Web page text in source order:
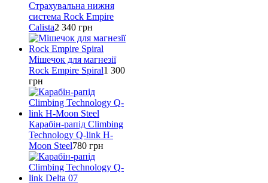
Страхувальна нижня
система Rock Empire
Calista2 340 грн
Мішечок для магнезії
Rock Empire Spiral1 300
грн
Карабін-рапід Climbing
Technology Q-link H-
Moon Steel780 грн